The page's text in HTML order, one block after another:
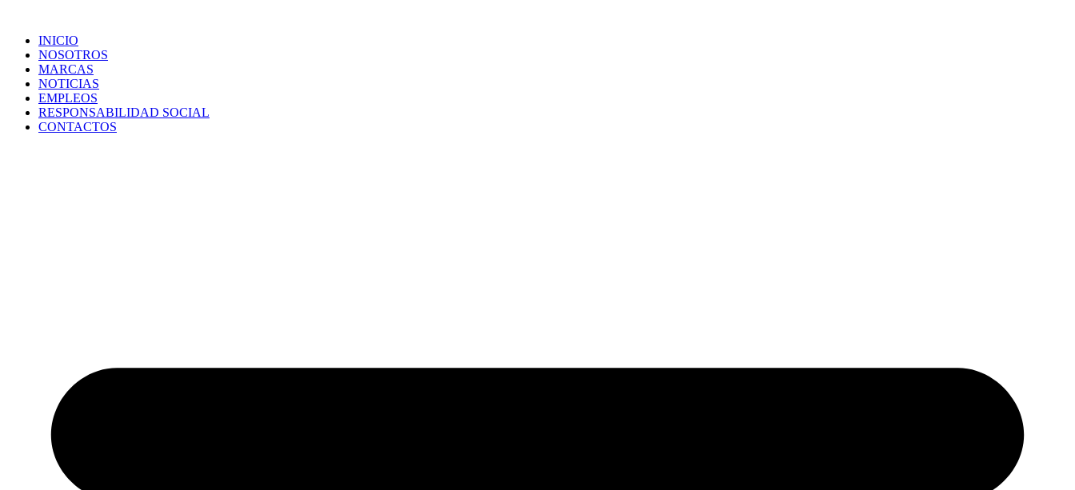
contenidoINICIO
NOSOTROS
MARCAS
NOTICIAS
EMPLEOS
RESPONSABILIDAD SOCIAL
CONTACTOS